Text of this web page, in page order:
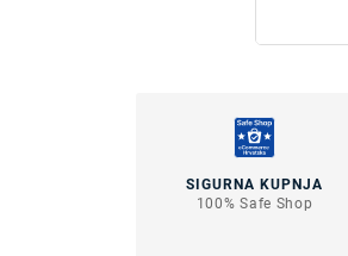
SIGURNA KUPNJA
100% Safe Shop